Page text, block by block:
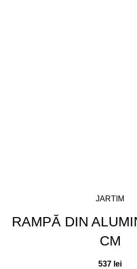
JARTIM
RAMPĂ DIN
CM
537 lei